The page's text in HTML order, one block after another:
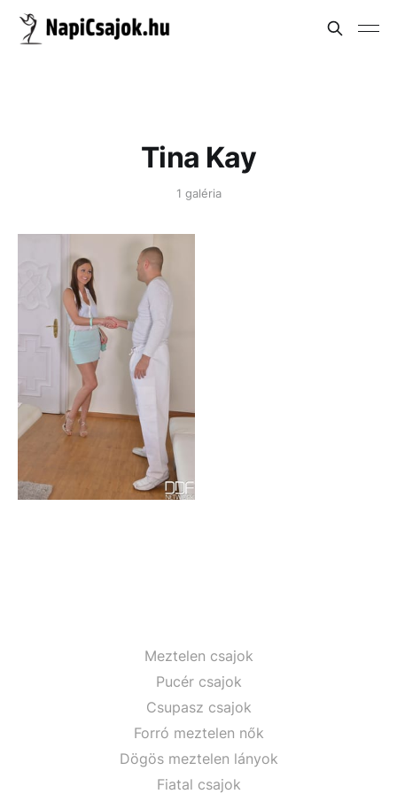
Tina Kay
1 galéria
Meztelen csajok
Pucér csajok
Csupasz csajok
Forró meztelen nők
Dögös meztelen lányok
Fiatal csajok